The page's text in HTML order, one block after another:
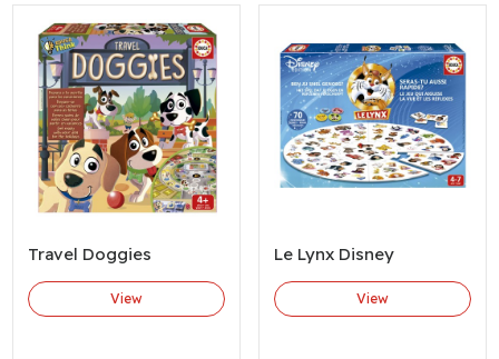
Travel Doggies
View
Le Lynx Disney
View